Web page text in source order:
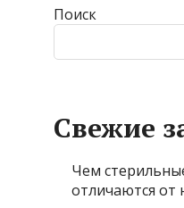
Поиск
Свежие
Чем
отличаются от